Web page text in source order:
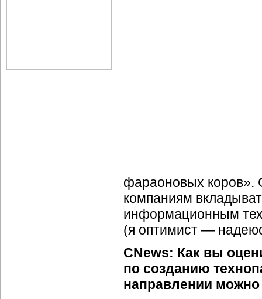
фараоновых коров».
компаниям
информационным
(я оптимист —
CNews: Как вы
по созданию
направлении можно